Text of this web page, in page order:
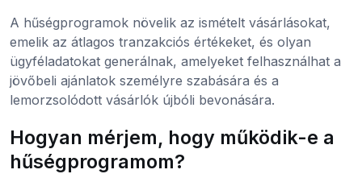
A hűségprogramok növelik az ismételt vásárlásokat,
emelik az átlagos tranzakciós értékeket, és olyan
ügyféladatokat generálnak, amelyeket felhasználhat a
jövőbeli ajánlatok személyre szabására és a
lemorzsolódott vásárlók újbóli bevonására.
Hogyan mérjem, hogy működik-e a
hűségprogramom?